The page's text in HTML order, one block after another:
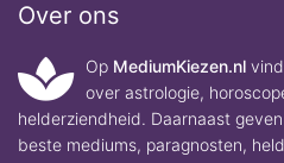
Over ons
Op MediumKiezen.nl
over astrologie,
helderziendheid. Daarnaast
beste mediums, paragnosten,